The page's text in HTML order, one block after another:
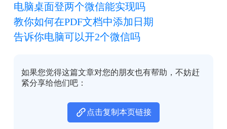
电脑桌面登两个微信能实现吗
教你如何在PDF文档中添加日期
告诉你电脑可以开2个微信吗
如果您觉得这篇文章对您的朋友也有帮助，不妨赶
紧分享给他们吧：
点击复制本页链接